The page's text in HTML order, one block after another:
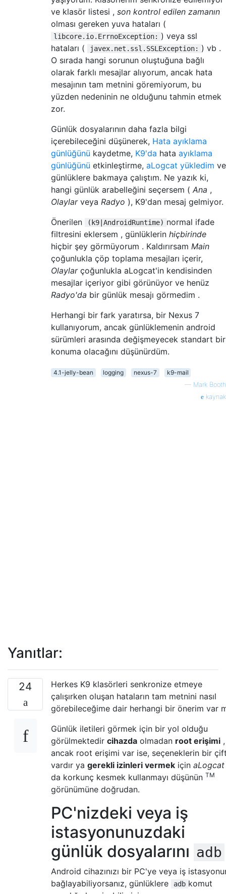
ve klasör listesi , son kontrol edilen zamanın
olması gereken yuva hataları (
libcore.io.ErrnoException: ) veya ssl
hataları (
javex.net.ssl.SSLException: ) vb .
O sırada hangi sorunun oluştuğuna bağlı
olarak farklı mesajlar alıyorum, ancak hata
mesajının tam metnini göremiyorum, bu
yüzden nedeninin ne olduğunu tahmin etmek
zor.
Günlük dosyalarının daha fazla bilgi
içerebileceğini düşünerek, Hata ayıklama
günlüğünü kaydetme, K9'da hata ayıklama
günlüğünü etkinleştirme, aLogcat yükledim ve
günlüklere bakmaya çalıştım. Ne yazık ki,
hangi günlük arabelleğini seçersem ( Ana ,
Olaylarveya Radyo ), K9'dan mesaj gelmiyor.
Önerilen
(k9|AndroidRuntime) normal ifade
filtresini eklersem , günlüklerin hiçbirinde
hiçbir şey görmüyorum . Kaldırırsam Main
çoğunlukla çöp toplama mesajları içerir,
Olaylarçoğunlukla aLogcat'in kendisinden
mesajlar içeriyor gibi görünüyor ve henüz
Radyo'da bir günlük mesajı görmedim .
Herhangi bir fark yaratırsa, bir Nexus 7
kullanıyorum, ancak günlüklemenin android
sürümleri arasında değişmeyecek standart bir
konuma olacağını düşünürdüm.
4.1-jelly-bean logging nexus-7
k9-mail
— Mark Booth
kaynak
Yanıtlar:
24
Herkes K9 klasörleri senkronize etmeye
çalışırken oluşan hataların tam metnini nasıl
görebileceğime dair herhangi bir önerim var
Günlük iletileri görmek için bir yol olduğu
görülmektedir cihazda olmadan root erişimi ,
ancak root erişimi var ise, seçeneklerin bir
vardır ya gerekli izinleri vermek için aLogcat
da korkunç kesmek kullanmayı düşünün TM
görünümüne doğrudan.
PC'nizdeki veya iş
istasyonunuzdaki
günlük dosyalarını adb
Android cihazınızı bir PC'ye veya iş
bağlayabiliyorsanız, günlüklere
adb komut